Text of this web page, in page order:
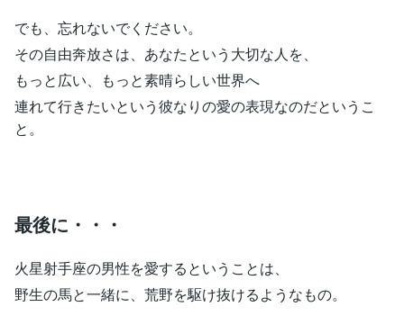
でも、忘れないでください。
その自由奔放さは、あなたという大切な人を、
もっと広い、もっと素晴らしい世界へ
連れて行きたいという彼なりの愛の表現なのだというこ
と。
最後に・・・
火星射手座の男性を愛するということは、
野生の馬と一緒に、荒野を駆け抜けるようなもの。